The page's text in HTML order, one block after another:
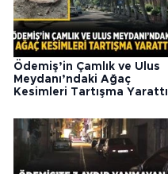
Ödemiş’in Çamlık ve Ulus
Meydanı’ndaki Ağaç
Kesimleri Tartışma Yarattı